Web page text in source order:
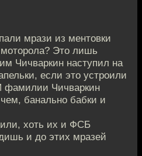
мрази из ментовки
Это лишь
Чичваркин наступил на
если это устроили
фамилии Чичваркин
банально бабки и
хоть их и ФСБ
и до этих мразей